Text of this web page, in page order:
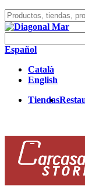
Español
Català
English
Tiendas